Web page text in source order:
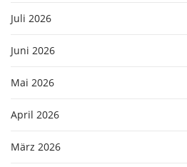
Juli 2026
Juni 2026
Mai 2026
April 2026
März 2026